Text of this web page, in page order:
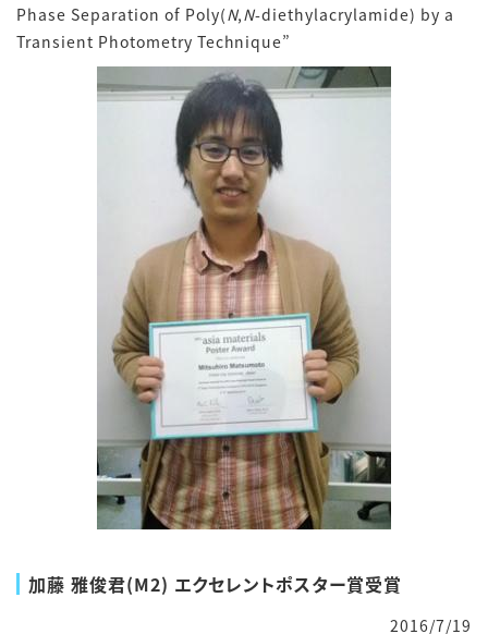
Phase Separation of Poly(N,N-diethylacrylamide) by a
Transient Photometry Technique”
加藤 雅俊君(M2) エクセレントポスター賞受賞
2016/7/19